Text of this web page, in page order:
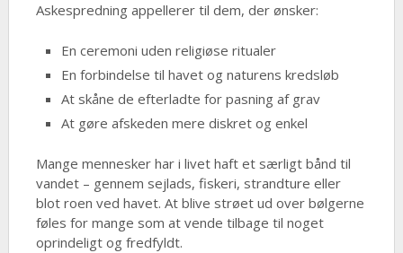
Askespredning appellerer til dem, der ønsker:
En ceremoni uden religiøse ritualer
En forbindelse til havet og naturens kredsløb
At skåne de efterladte for pasning af grav
At gøre afskeden mere diskret og enkel
Mange mennesker har i livet haft et særligt bånd til
vandet – gennem sejlads, fiskeri, strandture eller
blot roen ved havet. At blive strøet ud over bølgerne
føles for mange som at vende tilbage til noget
oprindeligt og fredfyldt.